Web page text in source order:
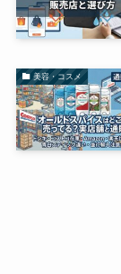
美容・コスメ